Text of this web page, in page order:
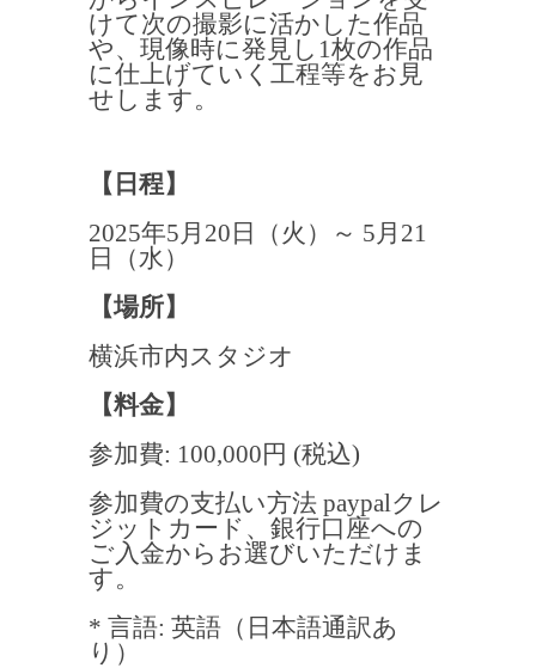
けて次の撮影に活かした作品
や、現像時に発見し1枚の作品
に仕上げていく工程等をお見
せします。
【日程】
2025年5月20日（火）～ 5月21
日（水）
【場所】
横浜市内スタジオ
【料金】
参加費: 100,000円 (税込)
参加費の支払い方法 paypalクレ
ジットカード、銀行口座への
ご入金からお選びいただけま
す。
* 言語: 英語（日本語通訳あ
り）